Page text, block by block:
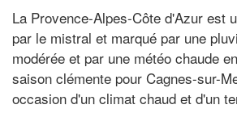
La Provence-Alpes-Côte d'Azur est
par le mistral et marqué par une
modérée et par une météo chaude
saison clémente pour Cagnes-sur-
occasion d'un climat chaud et d'un